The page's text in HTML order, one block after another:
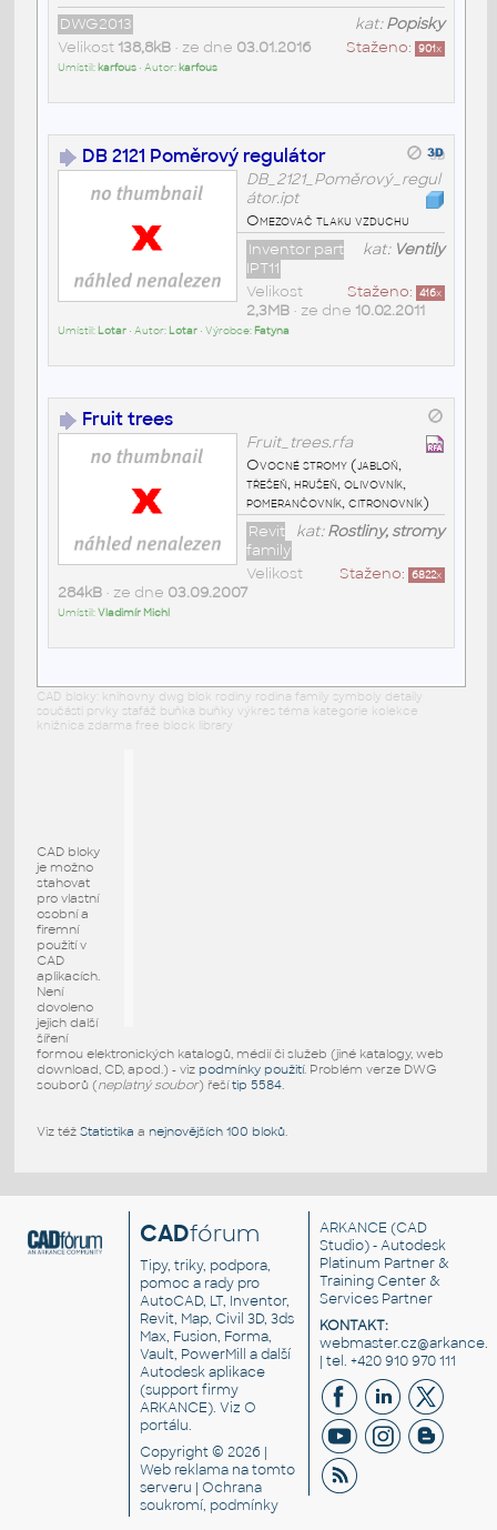
kat:Popisky
DWG2013
Staženo: 901x
Velikost 138,8kB• ze dne 03.01.2016
Umístil: karfous• Autor: karfous
DB 2121 Poměrový regulátor
DB_2121_Poměrový_regul
átor.ipt
Omezovač tlaku vzduchu
kat: Ventily
Inventor part
IPT11
Staženo: 416x
Velikost
2,3MB• ze dne 10.02.2011
Umístil: Lotar• Autor: Lotar• Výrobce: Fatyna
Fruit trees
Fruit_trees.rfa
Ovocné stromy (jabloň,
třešeň, hrušeň, olivovník,
pomerančovník, citronovník)
kat:Rostliny, stromy
Revit
family
Staženo: 6822x
Velikost
284kB• ze dne 03.09.2007
Umístil:Vladimír Michl
CAD bloky: knihovny dwg blok rodiny rodina family symboly detaily
součásti prvky stafáž buňka buňky výkres téma kategorie kolekce
knižnica zdarma free block library
CAD bloky
je možno
stahovat
pro vlastní
osobní a
firemní
použití v
CAD
aplikacích.
Není
dovoleno
jejich další
šíření
formou elektronických katalogů, médií či služeb (jiné katalogy, web
download, CD, apod.) - viz podmínky použití. Problém verze DWG
souborů (neplatný soubor) řešítip 5584.
Viz též Statistika a nejnovějších 100 bloků.
CADfórum
Tipy, triky, podpora,
pomoc a rady pro
AutoCAD, LT, Inventor,
Revit, Map, Civil 3D, 3ds
Max, Fusion, Forma,
Vault, PowerMill a další
Autodesk aplikace
(support firmy
ARKANCE). VizO
portálu.
Copyright © 2026 |
Web reklama na tomto
serveru |Ochrana
soukromí, podmínky
ARKANCE (CAD
Studio) - Autodesk
Platinum Partner &
Training Center &
Services Partner
KONTAKT:
| tel. +420 910 970 111